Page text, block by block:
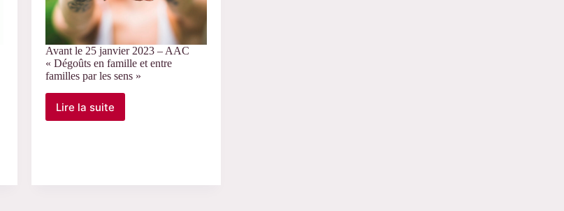
Avant le 25 janvier 2023 – AAC
« Dégoûts en famille et entre
familles par les sens »
Lire la suite
Avant